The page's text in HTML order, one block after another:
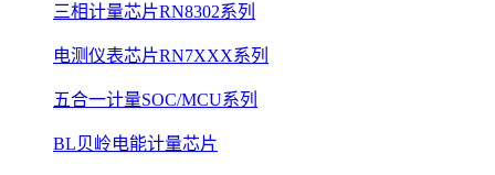
三相计量芯片RN8302系列
电测仪表芯片RN7XXX系列
五合一计量SOC/MCU系列
BL贝岭电能计量芯片